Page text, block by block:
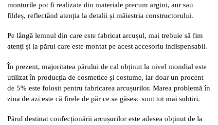
monturile pot fi realizate din materiale precum argint, aur sau
fildeș, reflectând atenția la detalii și măiestria constructorului.
Pe lângă lemnul din care este fabricat arcușul, mai trebuie să fim
atenți și la părul care este montat pe acest accesoriu indispensabil.
În prezent, majoritatea părului de cal obținut la nivel mondial este
utilizat în producția de cosmetice și costume, iar doar un procent
de 5% este folosit pentru fabricarea arcușurilor. Marea problemă în
ziua de azi este că firele de păr ce se găsesc sunt tot mai subțiri.
Părul destinat confecționării arcușurilor este adesea obținut de la